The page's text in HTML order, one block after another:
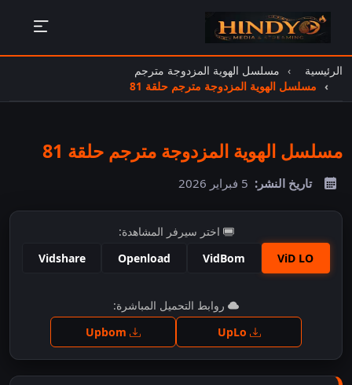
الرئيسية
مسلسل الهوية المزدوجة مترجم
مسلسل الهوية المزدوجة مترجم حلقة 81
مسلسل الهوية المزدوجة مترجم حلقة 81
تاريخ النشر: 5 فبراير 2026
اختر سيرفر المشاهدة:
ViD LO
VidBom
Openload
Vidshare
اضغط للمشاهدة
روابط التحميل المباشرة: